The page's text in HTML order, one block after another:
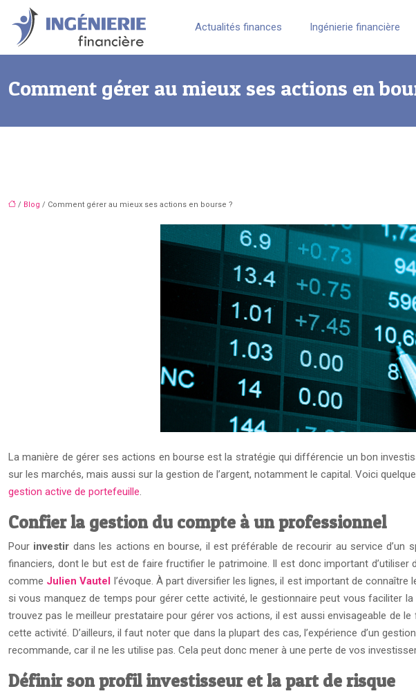
Actualités finances Ingénierie financière
Comment gérer au mieux ses actions en
/ Blog / Comment gérer au mieux ses actions en bourse ?
La manière de gérer ses actions en bourse est la stratégie qui différencie un bon
sur les marchés, mais aussi sur la gestion de l’argent, notamment le capital. Voici
gestion active de portefeuille.
Confier la gestion du compte à un professionnel
Pour investir dans les actions en bourse, il est préférable de recourir au service
financiers, dont le but est de faire fructifier le patrimoine. Il est donc important
comme Julien Vautel l’évoque. À part diversifier les lignes, il est important de
si vous manquez de temps pour gérer cette activité, le gestionnaire peut vous faciliter
trouvez pas le meilleur prestataire pour gérer vos actions, il est aussi envisageable de
cette activité. D’ailleurs, il faut noter que dans la plupart des cas, l’expérience d’un
recommande, car il ne les utilise pas. Cela peut donc mener à une perte de vos
Définir son profil investisseur et la part de risque